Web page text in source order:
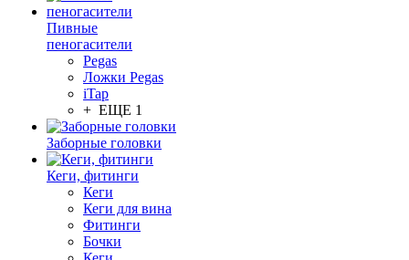
Пивные
пеногасители
Pegas
Ложки Pegas
iTap
+ ЕЩЕ 1
Заборные головки
Кеги, фитинги
Кеги
Кеги для вина
Фитинги
Бочки